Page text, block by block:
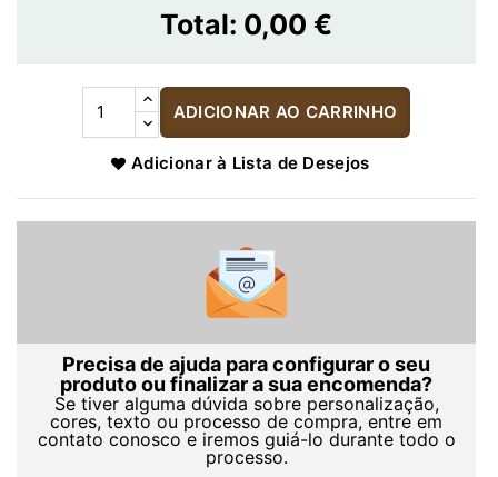
Total: 0,00 €
ADICIONAR AO CARRINHO
Adicionar à Lista de Desejos
Precisa de ajuda para configurar o seu
produto ou finalizar a sua encomenda?
Se tiver alguma dúvida sobre personalização,
cores, texto ou processo de compra, entre em
contato conosco e iremos guiá-lo durante todo o
processo.